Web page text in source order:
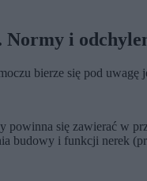
Normy i
bierze się pod uwagę
powinna się zawierać w
budowy i funkcji nerek